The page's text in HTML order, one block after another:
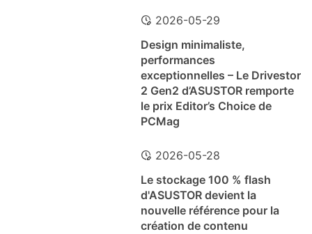
2026-05-29
Design minimaliste,
performances
exceptionnelles – Le Drivestor
2 Gen2 d’ASUSTOR remporte
le prix Editor’s Choice de
PCMag
2026-05-28
Le stockage 100 % flash
d'ASUSTOR devient la
nouvelle référence pour la
création de contenu